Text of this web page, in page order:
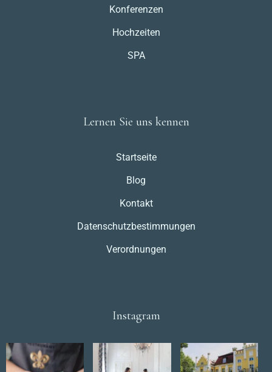
Konferenzen
Hochzeiten
SPA
Lernen Sie uns kennen
Startseite
Blog
Kontakt
Datenschutzbestimmungen
Verordnungen
Instagram